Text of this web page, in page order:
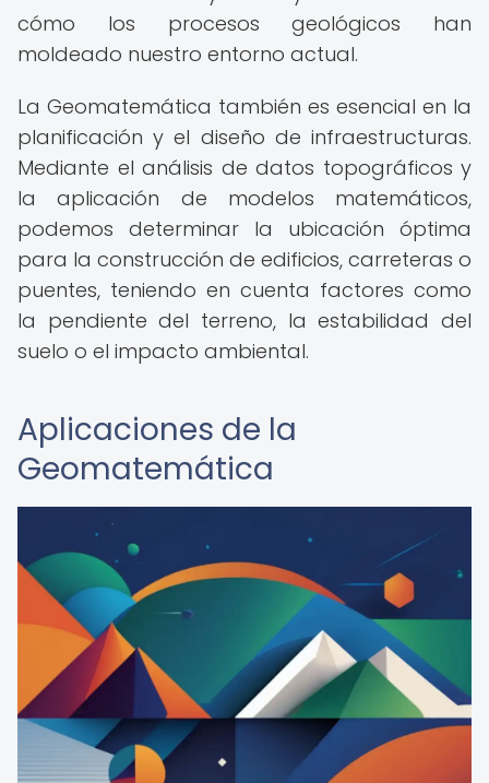
cómo los procesos geológicos han
moldeado nuestro entorno actual.
La Geomatemática también es esencial en la
planificación y el diseño de infraestructuras.
Mediante el análisis de datos topográficos y
la aplicación de modelos matemáticos,
podemos determinar la ubicación óptima
para la construcción de edificios, carreteras o
puentes, teniendo en cuenta factores como
la pendiente del terreno, la estabilidad del
suelo o el impacto ambiental.
Aplicaciones de la
Geomatemática